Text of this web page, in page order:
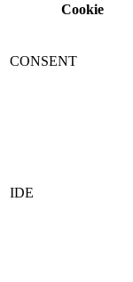
Cookie
CONSENT
IDE